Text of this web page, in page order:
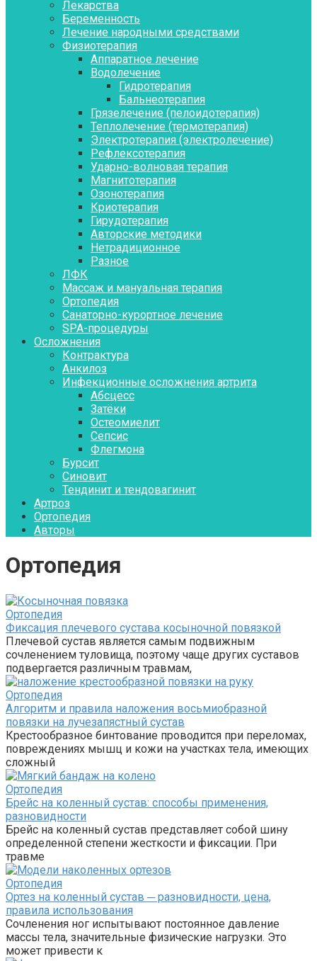
Лекарства
Беременность
Лечение народными средствами
Физиотерапия
Аппаратное лечение
Водолечение
Гидротерапия
Бальнеотерапия
Грязелечение (пелоидотерапия)
Теплолечение (термотерапия)
Электротерапия (электролечение)
Рефлексотерапия
Ударно-волновая терапия
Магнитотерапия
Озонотерапия
Криотерапия
Гирудотерапия
Авторские методики
Нетрадиционное
Разное
ЛФК
Массаж и мануальная терапия
Ортопедия
Санаторно-курортное лечение
SPA-процедуры
Осложнения
Контрактура
Aнкилоз
Инфекционные осложнения артрита
Абсцесс
Затёки
Остеомиелит
Сепсис
Флегмона
Бурсит
Синовит
Тендинит и тендовагинит
Артроз
Ортопедия
Авторы
Ортопедия
Ортопедия
Фиксация плечевого сустава косыночной повязкой
Плечевой сустав является самым подвижным
сочленением туловища, поэтому чаще других суставов
подвергается различным травмам,
Ортопедия
Алгоритм и правила наложения восьмиобразной
повязки на лучезапястный сустав
Крестообразное бинтование проводится при переломах,
повреждениях мышц и кожи на участках тела, имеющих
сложный
Ортопедия
Брейс на коленный сустав: способы применения,
разновидности
Брейс на коленный сустав представляет собой шину
определенной степени жесткости и фиксации. При
травме
Ортопедия
Ортез на коленный сустав ─ разновидности, цена,
правила использования
Сочленения ног испытывают постоянное давление
массы тела, значительные физические нагрузки. Это
может привести к